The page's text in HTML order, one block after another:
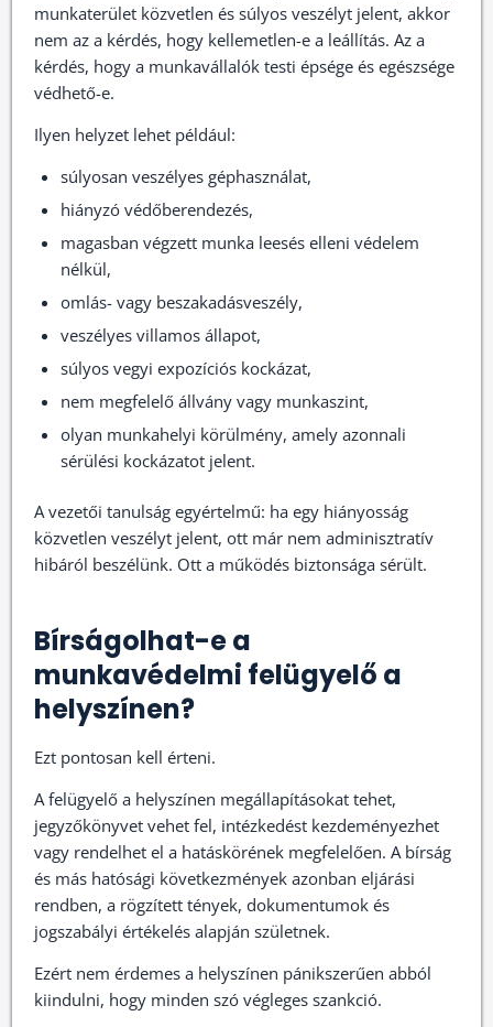
munkaterület közvetlen és súlyos veszélyt jelent, akkor
nem az a kérdés, hogy kellemetlen-e a leállítás. Az a
kérdés, hogy a munkavállalók testi épsége és egészsége
védhető-e.
Ilyen helyzet lehet például:
súlyosan veszélyes géphasználat,
hiányzó védőberendezés,
magasban végzett munka leesés elleni védelem
nélkül,
omlás- vagy beszakadásveszély,
veszélyes villamos állapot,
súlyos vegyi expozíciós kockázat,
nem megfelelő állvány vagy munkaszint,
olyan munkahelyi körülmény, amely azonnali
sérülési kockázatot jelent.
A vezetői tanulság egyértelmű: ha egy hiányosság
közvetlen veszélyt jelent, ott már nem adminisztratív
hibáról beszélünk. Ott a működés biztonsága sérült.
Bírságolhat-e a
munkavédelmi felügyelő a
helyszínen?
Ezt pontosan kell érteni.
A felügyelő a helyszínen megállapításokat tehet,
jegyzőkönyvet vehet fel, intézkedést kezdeményezhet
vagy rendelhet el a hatáskörének megfelelően. A bírság
és más hatósági következmények azonban eljárási
rendben, a rögzített tények, dokumentumok és
jogszabályi értékelés alapján születnek.
Ezért nem érdemes a helyszínen pánikszerűen abból
kiindulni, hogy minden szó végleges szankció.